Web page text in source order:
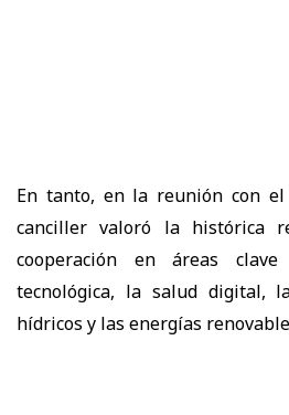
En tanto, en la reunión con
canciller valoró la histórica
cooperación en áreas
tecnológica, la salud digital,
hídricos y las energías